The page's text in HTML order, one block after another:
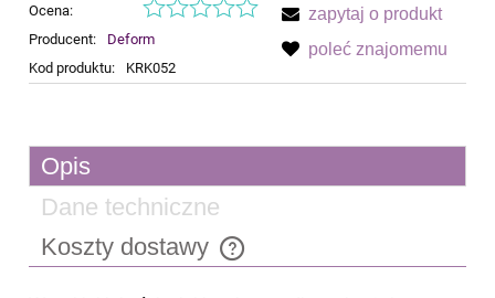
Ocena:
Producent:
Deform
Kod produktu:
KRK052
zapytaj o produkt
poleć znajomemu
Opis
Dane techniczne
Koszty dostawy
Cena nie zawiera ewentualnych kosztów płatności